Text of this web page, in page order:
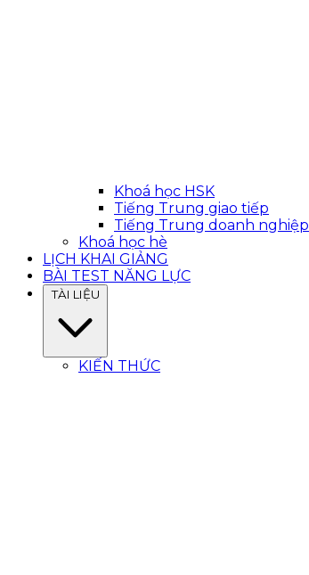
Khoá học HSK
Tiếng Trung giao tiếp
Tiếng Trung doanh nghiệp
Khoá học hè
LỊCH KHAI GIẢNG
BÀI TEST NĂNG LỰC
TÀI LIỆU
KIẾN THỨC